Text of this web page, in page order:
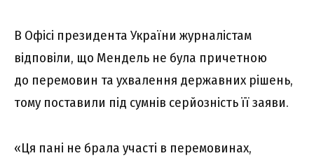
В Офісі президента України журналістам
відповіли, що Мендель не була причетною
до перемовин та ухвалення державних рішень,
тому поставили під сумнів серйозність її заяви.
«Ця пані не брала участі в перемовинах,